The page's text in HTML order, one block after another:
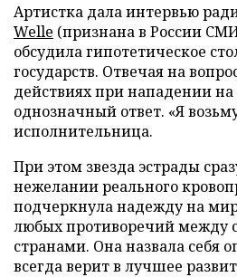
Артистка дала интервью
Welle (признана в России
обсудила гипотетическое
государств. Отвечая на
действиях при нападении
однозначный ответ. «Я
исполнительница.
При этом звезда эстрады
нежелании реального
подчеркнула надежду на
любых противоречий между
странами. Она назвала себя
всегда верит в лучшее